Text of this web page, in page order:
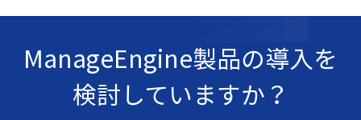
ManageEngine製品の導入を
検討していますか？